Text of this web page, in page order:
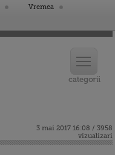
Vremea
3 mai 2017 16:08 / 3958
vizualizari